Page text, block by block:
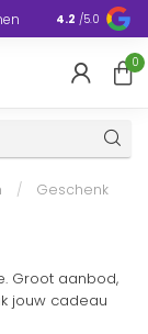
Europa
4.2 /5.0
0
/
Geschenk
Groot aanbod,
jouw cadeau